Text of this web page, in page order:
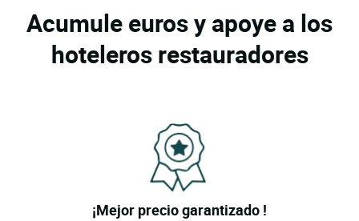
Acumule euros y apoye a los
hoteleros restauradores
¡Mejor precio garantizado !